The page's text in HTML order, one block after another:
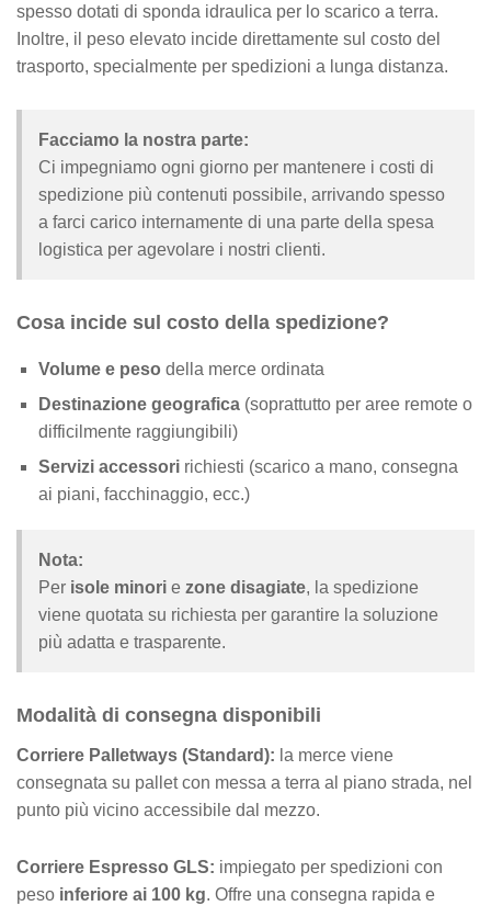
spesso dotati di sponda idraulica per lo scarico a terra.
Inoltre, il peso elevato incide direttamente sul costo del
trasporto, specialmente per spedizioni a lunga distanza.
Facciamo la nostra parte:
Ci impegniamo ogni giorno per mantenere i costi di
spedizione più contenuti possibile, arrivando spesso
a farci carico internamente di una parte della spesa
logistica per agevolare i nostri clienti.
Cosa incide sul costo della spedizione?
Volume e peso della merce ordinata
Destinazione geografica (soprattutto per aree remote o
difficilmente raggiungibili)
Servizi accessori richiesti (scarico a mano, consegna
ai piani, facchinaggio, ecc.)
Nota:
Per isole minori e zone disagiate, la spedizione
viene quotata su richiesta per garantire la soluzione
più adatta e trasparente.
Modalità di consegna disponibili
Corriere Palletways (Standard): la merce viene
consegnata su pallet con messa a terra al piano strada, nel
punto più vicino accessibile dal mezzo.
Corriere Espresso GLS: impiegato per spedizioni con
peso inferiore ai 100 kg. Offre una consegna rapida e